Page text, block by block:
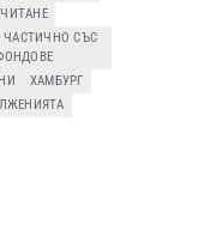
СЪС
ХАМБУРГ